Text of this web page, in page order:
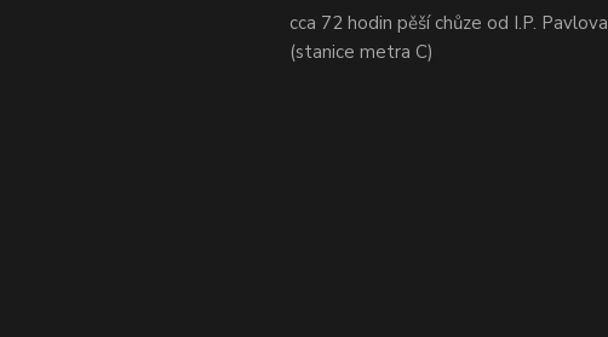
cca 72 hodin pěší chůze od I.P. Pavlova
(stanice metra C)